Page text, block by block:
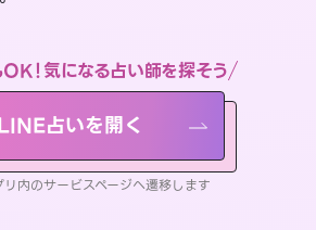
！気になる占い師を探そう
占いを開く
内のサービスページへ遷移します